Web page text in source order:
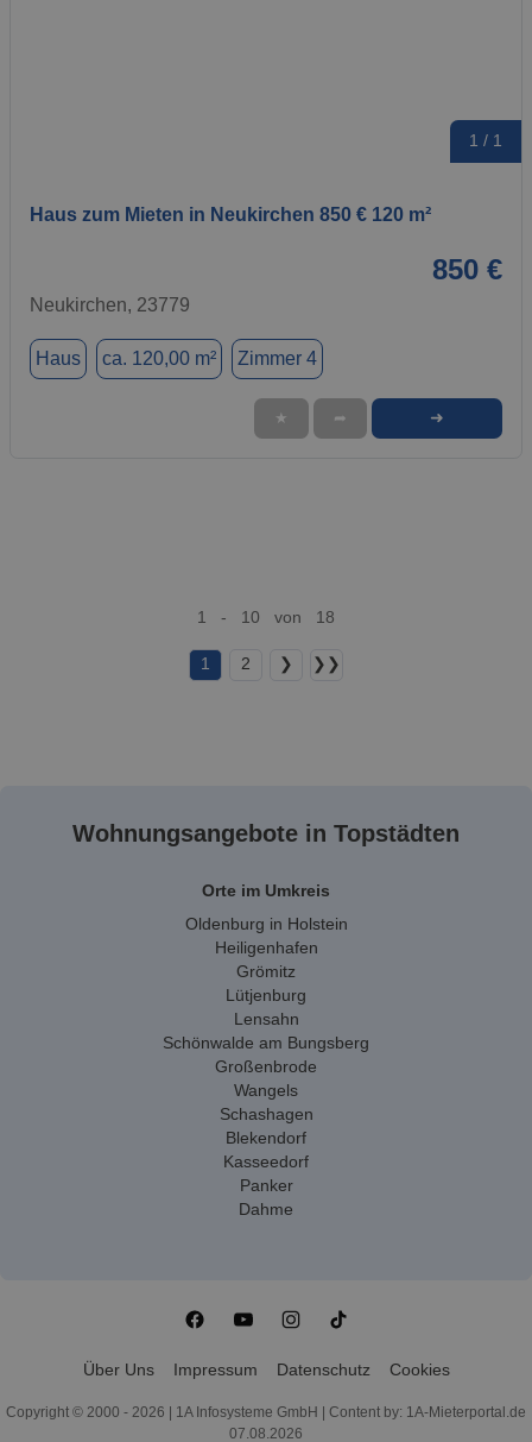
1 / 1
Haus zum Mieten in Neukirchen 850 € 120 m²
850 €
Neukirchen, 23779
Haus ca. 120,00 m² Zimmer 4
★ ➦ ➜
1 - 10 von 18
1 2 ❯ ❯❯
Wohnungsangebote in Topstädten
Orte im Umkreis
Oldenburg in Holstein
Heiligenhafen
Grömitz
Lütjenburg
Lensahn
Schönwalde am Bungsberg
Großenbrode
Wangels
Schashagen
Blekendorf
Kasseedorf
Panker
Dahme
Über Uns Impressum Datenschutz Cookies
Copyright © 2000 - 2026 | 1A Infosysteme GmbH | Content by: 1A-Mieterportal.de
07.08.2026